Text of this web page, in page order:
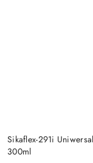
Sikaflex-291i
300ml